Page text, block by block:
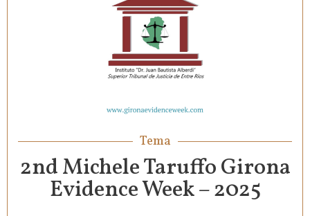
Tema
2nd Michele Taruffo Girona
Evidence Week – 2025